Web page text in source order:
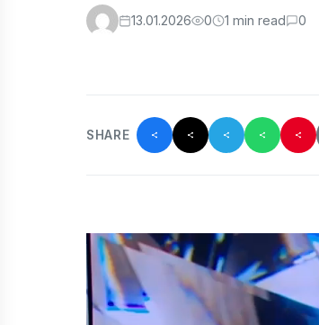
13.01.2026 0 1 min read 0
SHARE